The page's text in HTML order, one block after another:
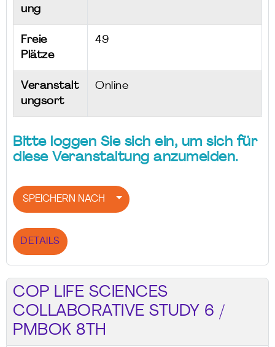
ung
Freie
Plätze
49
Veranstalt
ungsort
Online
Bitte loggen Sie sich ein, um sich für
diese Veranstaltung anzumelden.
SPEICHERN NACH
DETAILS
COP LIFE SCIENCES
COLLABORATIVE STUDY 6 /
PMBOK 8TH